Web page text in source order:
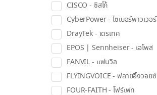
CISCO - ซิสโก้
CyberPower - ไซเบอร์พาวเวอร์
DrayTek - เดรเทค
EPOS | Sennheiser - เอโพส
FANVIL - แฟนวิล
FLYINGVOICE - ฟลายอิ้งวอยซ์
FOUR-FAITH - โฟร์เฟท